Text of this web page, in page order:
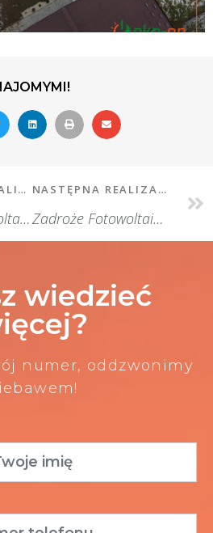
POPRZEDNIA REALIZACJA
Maszków Fotowoltaika
NASTĘPNA REALIZACJA
Zadroże Fotowoltaika
wiedzieć
numer, oddzwonimy